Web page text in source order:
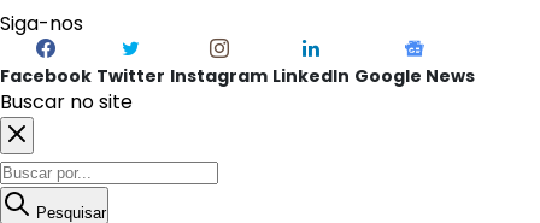
Siga-nos
Facebook Twitter Instagram LinkedIn Google News
Buscar no site
Pesquisar